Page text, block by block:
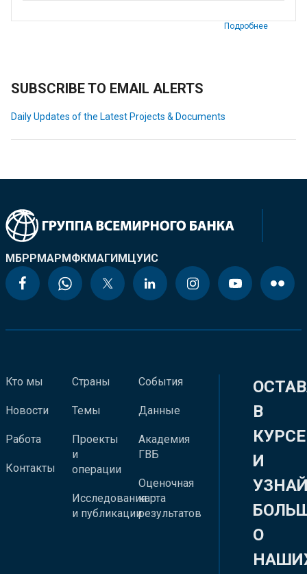
Подробнее
SUBSCRIBE TO EMAIL ALERTS
Daily Updates of the Latest Projects & Documents
МБРРМАРМФКМАГИМЦУИС
Кто мы
Новости
Работа
Контакты
Страны
Темы
Проекты
и
операции
Исследования
и публикации
События
Данные
Академия
ГВБ
Оценочная
карта
результатов
В
КУРСЕ
И
О